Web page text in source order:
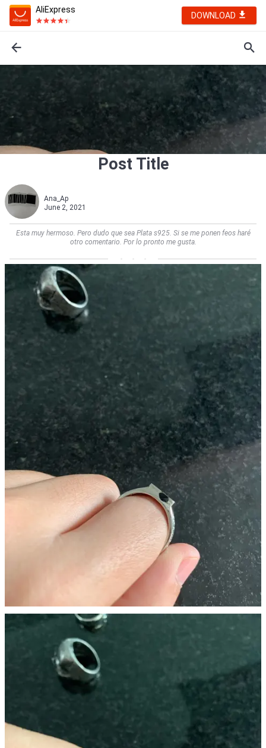
AliExpress
DOWNLOAD
Post Title
Ana_Ap
June 2, 2021
Esta muy hermoso. Pero dudo que sea Plata s925. Si se me ponen feos haré
otro comentario. Por lo pronto me gusta.